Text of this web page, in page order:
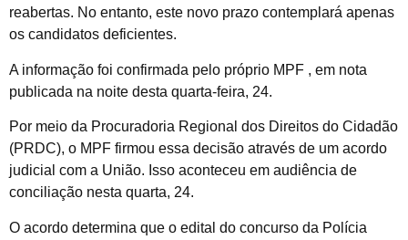
reabertas. No entanto, este novo prazo contemplará apenas
os candidatos deficientes.
A informação foi confirmada pelo próprio MPF , em nota
publicada na noite desta quarta-feira, 24.
Por meio da Procuradoria Regional dos Direitos do Cidadão
(PRDC), o MPF firmou essa decisão através de um acordo
judicial com a União. Isso aconteceu em audiência de
conciliação nesta quarta, 24.
O acordo determina que o edital do concurso da Polícia